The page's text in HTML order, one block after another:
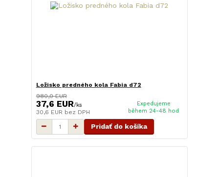
Ložisko predného kola Fabia d72
980,0 EUR
37,6 EUR/ks
30,6 EUR bez DPH
Expedujeme
během 24-48 hod
Pridať do košíka